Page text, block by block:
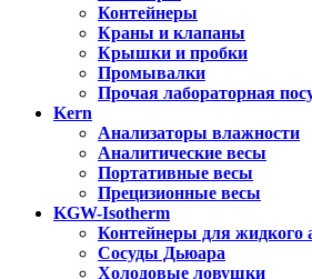
Контейнеры
Краны и клапаны
Крышки и пробки
Промывалки
Прочая лабораторная
Kern
Анализаторы влажности
Аналитические весы
Портативные весы
Прецизионные весы
KGW-Isotherm
Контейнеры для жидкого
Сосуды Дьюара
Холодовые ловушки